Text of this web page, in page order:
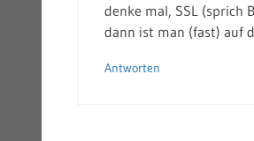
denke mal, SSL (sprich
dann ist man (fast) auf
Antworten